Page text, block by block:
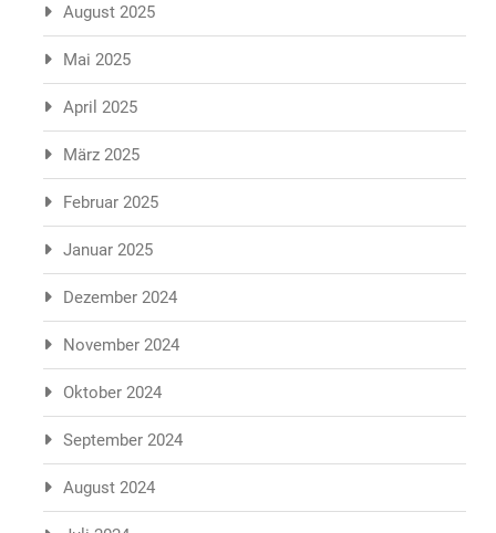
August 2025
Mai 2025
April 2025
März 2025
Februar 2025
Januar 2025
Dezember 2024
November 2024
Oktober 2024
September 2024
August 2024